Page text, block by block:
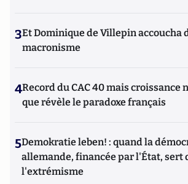
3Et Dominique de Villepin accoucha
macronisme
4Record du CAC 40 mais croissance
que révèle le paradoxe français
5Demokratie leben! : quand la
allemande, financée par l'État, sert
l'extrémisme